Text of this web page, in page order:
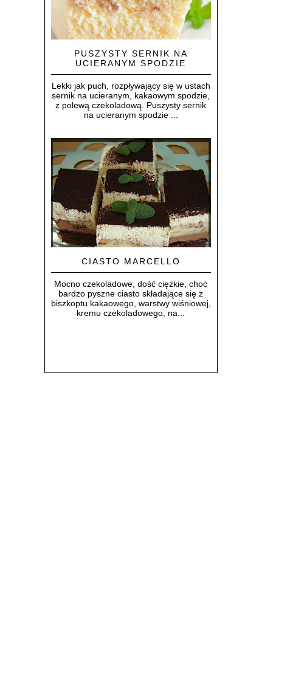
PUSZYSTY SERNIK NA
UCIERANYM SPODZIE
Lekki jak puch, rozpływający się w ustach
sernik na ucieranym, kakaowym spodzie,
z polewą czekoladową. Puszysty sernik
na ucieranym spodzie ...
CIASTO MARCELLO
Mocno czekoladowe, dość ciężkie, choć
bardzo pyszne ciasto składające się z
biszkoptu kakaowego, warstwy wiśniowej,
kremu czekoladowego, na...